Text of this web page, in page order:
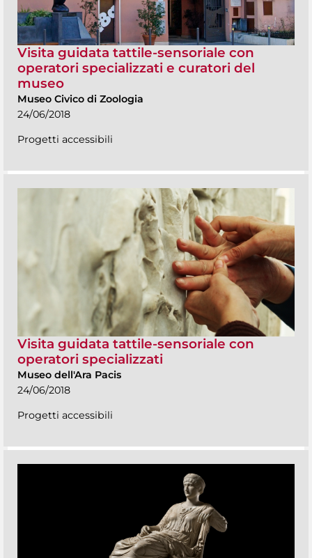
Visita guidata tattile-sensoriale con
operatori specializzati e curatori del
museo
Museo Civico di Zoologia
24/06/2018
Progetti accessibili
Visita guidata tattile-sensoriale con
operatori specializzati
Museo dell'Ara Pacis
24/06/2018
Progetti accessibili